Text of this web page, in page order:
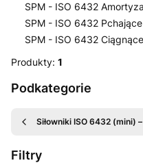
SPM - ISO 6432
SPM - ISO 6432 Pchające
SPM - ISO 6432
Koniec menu
Produkty: 1
Podkategorie
Siłowniki ISO 6432 (mini)
Filtry